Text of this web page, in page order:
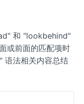
和 "lookbehind"
或前面的匹配项时
语法相关内容总结